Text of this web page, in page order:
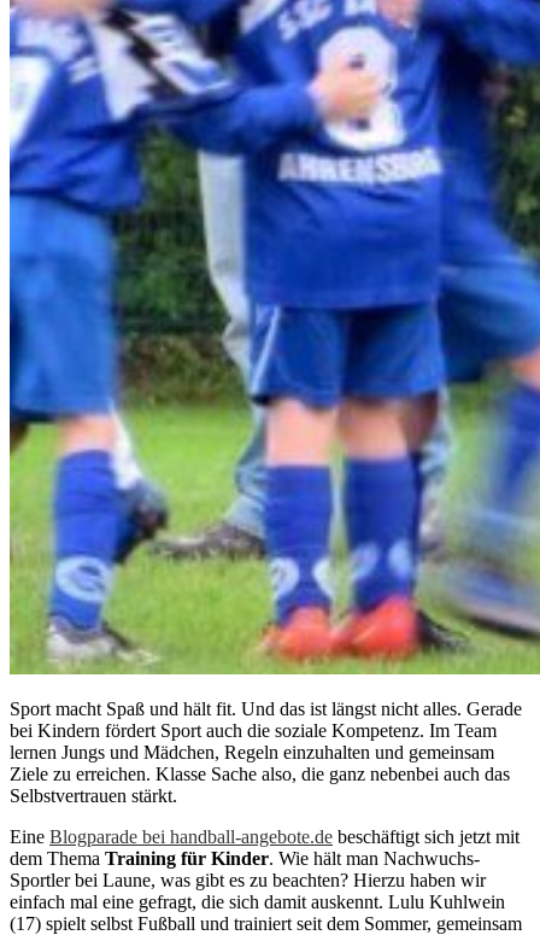
Sport macht Spaß und hält fit. Und das ist längst nicht alles. Gerade
bei Kindern fördert Sport auch die soziale Kompetenz. Im Team
lernen Jungs und Mädchen, Regeln einzuhalten und gemeinsam
Ziele zu erreichen. Klasse Sache also, die ganz nebenbei auch das
Selbstvertrauen stärkt.
Eine Blogparade bei handball-angebote.de beschäftigt sich jetzt mit
dem Thema Training für Kinder. Wie hält man Nachwuchs-
Sportler bei Laune, was gibt es zu beachten? Hierzu haben wir
einfach mal eine gefragt, die sich damit auskennt. Lulu Kuhlwein
(17) spielt selbst Fußball und trainiert seit dem Sommer, gemeinsam